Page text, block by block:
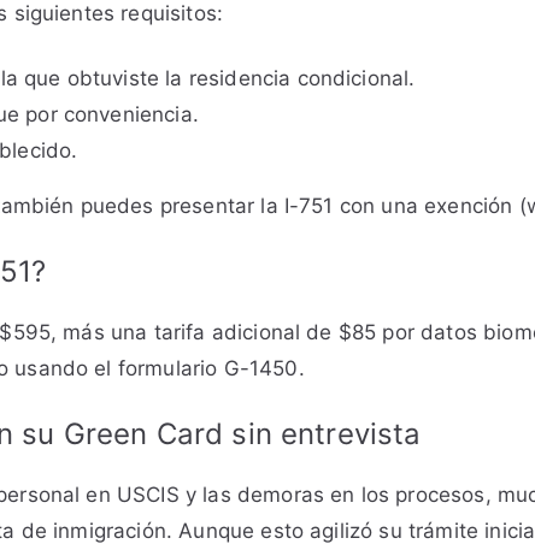
siguientes requisitos:
que obtuviste la residencia condicional.
por conveniencia.
puedes presentar la I-751 con una exención
más una tarifa adicional de $85 por datos
usando el formulario G-1450.
su Green Card sin entrevista
en USCIS y las demoras en los procesos,
de inmigración. Aunque esto agilizó su trámite